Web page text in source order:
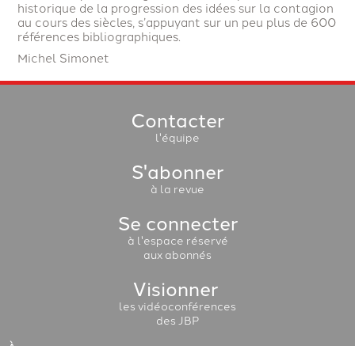
historique de la progression des idées sur la contagion
au cours des siècles, s’appuyant sur un peu plus de 600
références bibliographiques.
Michel Simonet
Contacter
l'équipe
S'abonner
à la revue
Se connecter
à l'espace réservé
aux abonnés
Visionner
les vidéoconférences
des JBP